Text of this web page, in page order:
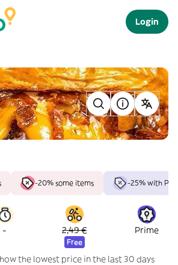
Login
-20% some items -25% with
- 2,49 €
Free
Prime
the lowest price in the last 30 days